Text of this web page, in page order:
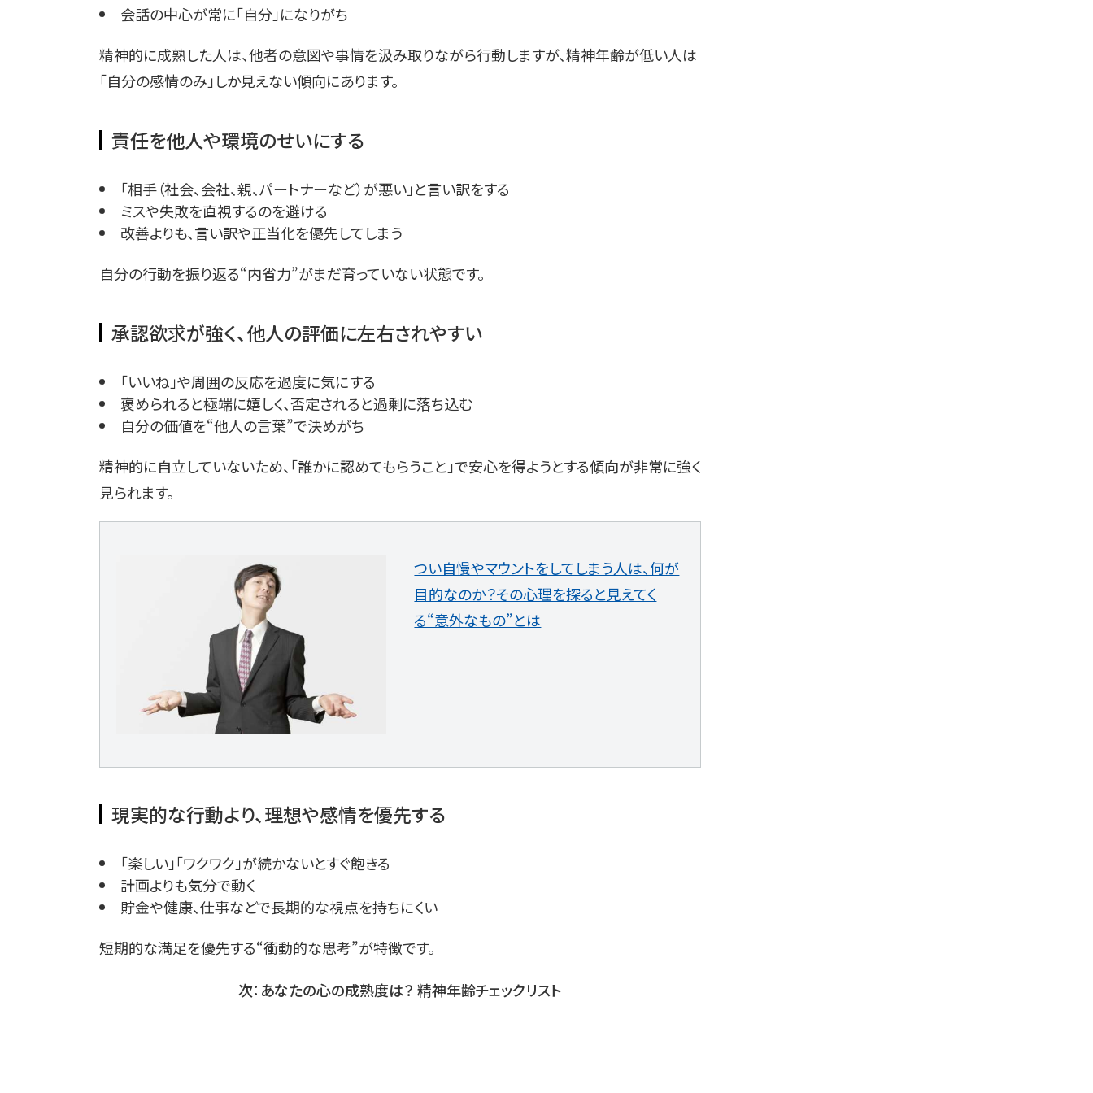
会話の中心が常に「自分」になりがち
精神的に成熟した人は、他者の意図や事情を汲み取りながら行動しますが、精神年齢が低い人は
「自分の感情のみ」しか見えない傾向にあります。
責任を他人や環境のせいにする
「相手（社会、会社、親、パートナーなど）が悪い」と言い訳をする
ミスや失敗を直視するのを避ける
改善よりも、言い訳や正当化を優先してしまう
自分の行動を振り返る“内省力”がまだ育っていない状態です。
承認欲求が強く、他人の評価に左右されやすい
「いいね」や周囲の反応を過度に気にする
褒められると極端に嬉しく、否定されると過剰に落ち込む
自分の価値を“他人の言葉”で決めがち
精神的に自立していないため、「誰かに認めてもらうこと」で安心を得ようとする傾向が非常に強く
見られます。
つい自慢やマウントをしてしまう人は、何が
目的なのか？その心理を探ると見えてく
る“意外なもの”とは
現実的な行動より、理想や感情を優先する
「楽しい」「ワクワク」が続かないとすぐ飽きる
計画よりも気分で動く
貯金や健康、仕事などで長期的な視点を持ちにくい
短期的な満足を優先する“衝動的な思考”が特徴です。
次：あなたの心の成熟度は？ 精神年齢チェックリスト